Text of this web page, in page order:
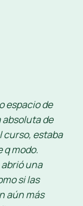
espacio de
absoluta de
curso, estaba
q modo.
una
si las
aún más